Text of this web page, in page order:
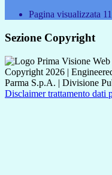
Pagina visualizzata
Sezione Copyright
Copyright 2026 |
Parma S.p.A. | Divisione
Disclaimer trattamento dati